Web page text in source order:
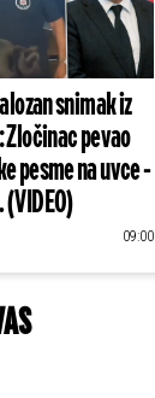
snimak iz
Zločinac pevao
pesme na uvce -
(VIDEO)
09:00